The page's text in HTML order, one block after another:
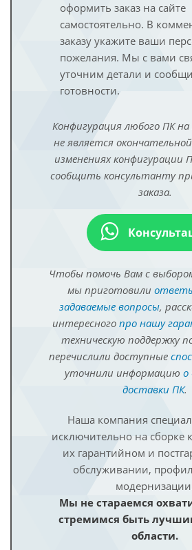
оформить заказ на сайте
самостоятельно. В
заказу укажите ваши
пожелания. Мы с вами
уточним детали и
готовности.
Конфигурация любого ПК
не является
изменениях конфигурации
сообщить консультанту
заказа.
Чтобы помочь Вам с
мы приготовили
задаваемые вопросы,
интересного про нашу
техническую поддержку
перечислили доступные
уточнили информацию о
доставки ПК.
Наша компания
исключительно на сборке
их гарантийном и
обслуживании,
Мы не стараемся
стремимся быть
области.